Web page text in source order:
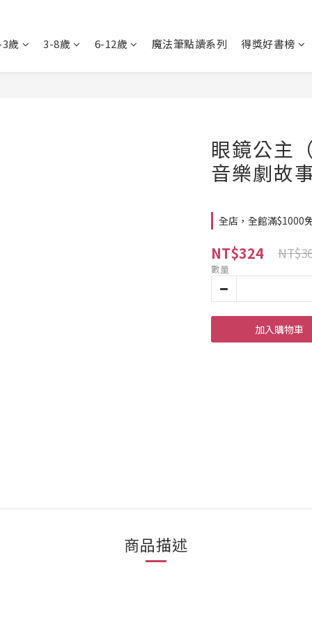
歲 3-8歲 6-12歲 魔法筆點讀系列 得獎好書榜
眼鏡公主
音樂劇故
全店，全館滿$1000
NT$324
數量
加入購物車
商品描述